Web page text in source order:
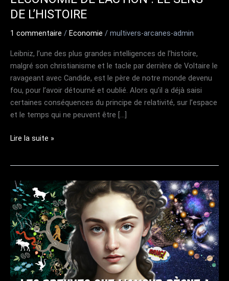
DE L’HISTOIRE
1 commentaire / Economie / multivers-arcanes-admin
Leibniz, l’une des plus grandes intelligences de l’histoire,
malgré son christianisme et le tacle par derrière de Voltaire le
ravageant avec Candide, est le père de notre monde devenu
fou, pour l’avoir détourné et oublié. Alors qu’il a déjà saisi
certaines conséquences du principe de relativité, sur l’espace
et le temps qui ne peuvent être […]
L’ÉCONOMIE
LE
SENS
DE
L’HISTOIRE
Lire la suite »